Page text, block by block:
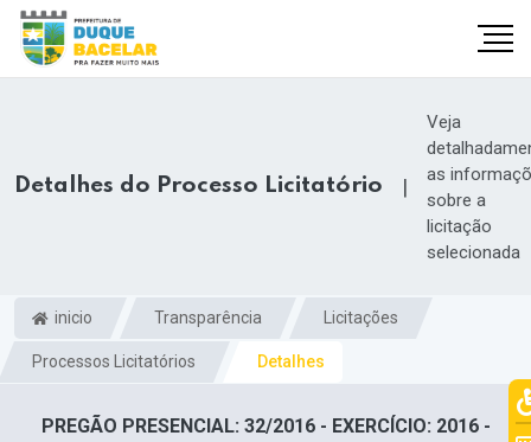
Detalhes do Processo Licitatório |
Veja
as
sobre a
licitação
selecionada
inicio Transparência Licitações
Processos Licitatórios Detalhes
PREGÃO PRESENCIAL: 32/2016 - EXERCÍCIO: 2016 -